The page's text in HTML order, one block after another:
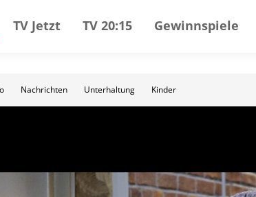
TV Jetzt TV 20:15 Gewinnspiele
Nachrichten Unterhaltung Kinder